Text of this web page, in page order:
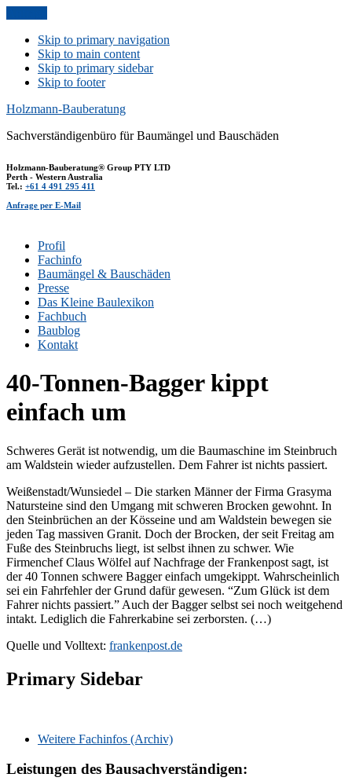
Skip to primary navigation
Skip to main content
Skip to primary sidebar
Skip to footer
Holzmann-Bauberatung
Sachverständigenbüro für Baumängel und Bauschäden
Holzmann-Bauberatung® Group PTY LTD
Perth - Western Australia
Tel.: +61 4 491 295 411
Anfrage per E-Mail
Profil
Fachinfo
Baumängel & Bauschäden
Presse
Das Kleine Baulexikon
Fachbuch
Baublog
Kontakt
40-Tonnen-Bagger kippt
einfach um
Schweres Gerät ist notwendig, um die Baumaschine im Steinbruch
am Waldstein wieder aufzustellen. Dem Fahrer ist nichts passiert.
Weißenstadt/Wunsiedel – Die starken Männer der Firma Grasyma
Natursteine sind den Umgang mit schweren Brocken gewohnt. In
den Steinbrüchen an der Kösseine und am Waldstein bewegen sie
jeden Tag massiven Granit. Doch der Brocken, der seit Freitag am
Fuße des Steinbruchs liegt, ist selbst ihnen zu schwer. Wie
Firmenchef Claus Wölfel auf Nachfrage der Frankenpost sagt, ist
der 40 Tonnen schwere Bagger einfach umgekippt. Wahrscheinlich
sei ein Fahrfehler der Grund dafür gewesen. “Zum Glück ist dem
Fahrer nichts passiert.” Auch der Bagger selbst sei noch weitgehend
intakt. Lediglich die Fahrerkabine sei zerborsten. (…)
Quelle und Volltext: frankenpost.de
Primary Sidebar
Weitere Fachinfos (Archiv)
Leistungen des Bausachverständigen: